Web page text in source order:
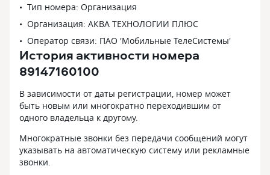
Тип номера: Организация
Организация: АКВА ТЕХНОЛОГИИ ПЛЮС
Оператор связи: ПАО 'Мобильные ТелеСистемы'
История активности номера
89147160100
В зависимости от даты регистрации, номер может
быть новым или многократно переходившим от
одного владельца к другому.
Многократные звонки без передачи сообщений могут
указывать на автоматическую систему или рекламные
звонки.